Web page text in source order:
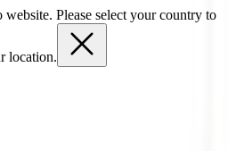
Please select your country to
location.